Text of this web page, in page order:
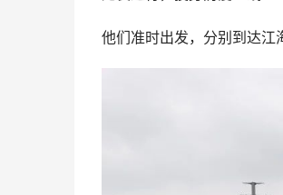
他们准时出发，分别到达江